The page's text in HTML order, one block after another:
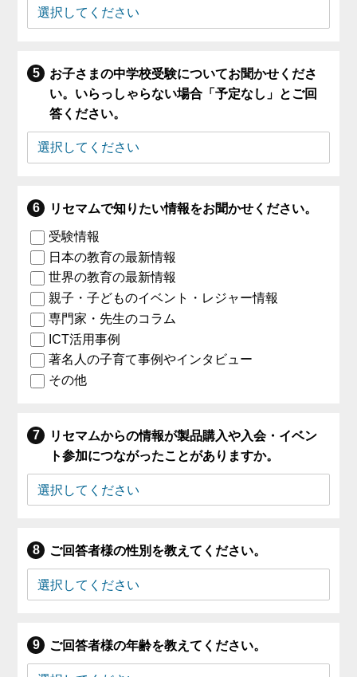
お子さまの中学校受験についてお聞かせくださ
い。いらっしゃらない場合「予定なし」とご回
答ください。
リセマムで知りたい情報をお聞かせください。
受験情報
日本の教育の最新情報
世界の教育の最新情報
親子・子どものイベント・レジャー情報
専門家・先生のコラム
ICT活用事例
著名人の子育て事例やインタビュー
その他
リセマムからの情報が製品購入や入会・イベン
ト参加につながったことがありますか。
ご回答者様の性別を教えてください。
ご回答者様の年齢を教えてください。